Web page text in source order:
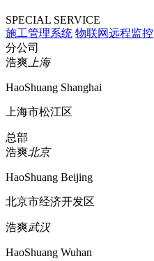
SPECIAL SERVICE
施工管理系统 物联网远程监控
分公司
浩爽上海
HaoShuang Shanghai
上海市松江区
总部
浩爽北京
HaoShuang Beijing
北京市经济开发区
浩爽武汉
HaoShuang Wuhan